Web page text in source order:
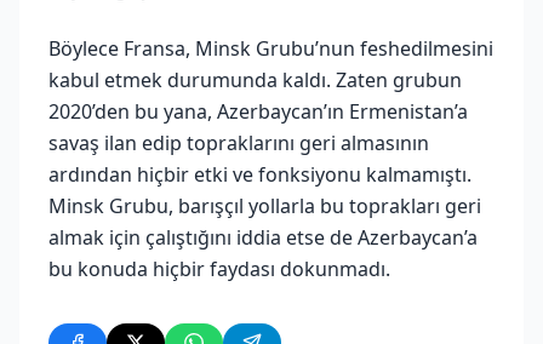
Böylece Fransa, Minsk Grubu’nun feshedilmesini
kabul etmek durumunda kaldı. Zaten grubun
2020’den bu yana, Azerbaycan’ın Ermenistan’a
savaş ilan edip topraklarını geri almasının
ardından hiçbir etki ve fonksiyonu kalmamıştı.
Minsk Grubu, barışçıl yollarla bu toprakları geri
almak için çalıştığını iddia etse de Azerbaycan’a
bu konuda hiçbir faydası dokunmadı.